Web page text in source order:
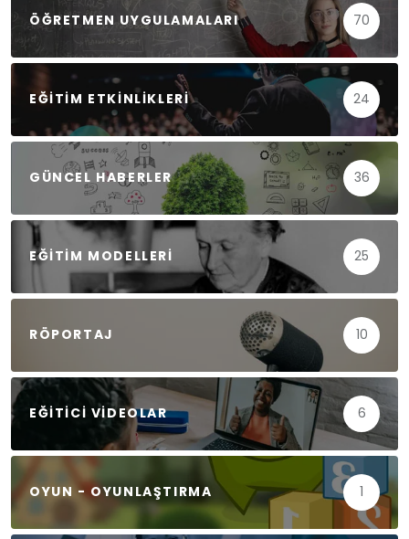
ÖĞRETMEN UYGULAMALARI 70
EĞITIM ETKINLIKLERI 24
GÜNCEL HABERLER 36
EĞITIM MODELLERI 25
RÖPORTAJ 10
EĞITICI VIDEOLAR 6
OYUN - OYUNLAŞTIRMA 1